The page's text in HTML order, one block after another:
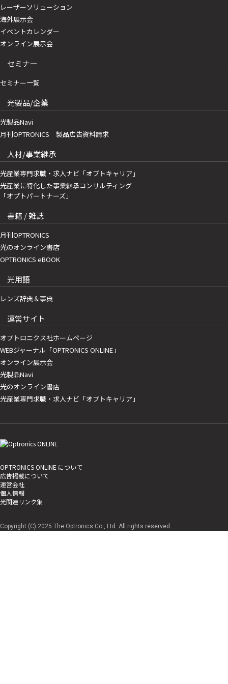
レーザーソリューション
海外展示会
イベントカレンダー
オンライン展示会
セミナー
セミナー一覧
光製品/企業
光製品Navi
月刊OPTRONICS 製品広告資料請求
人材/事業継承
光産業専門求職・求人ナビ「オプトキャリア」
光産業に特化した事業継承コンサルティング
「オプトパートナーズ」
書籍 / 雑誌
月刊OPTRONICS
光のオンライン書店
OPTRONICS eBOOK
光用語
レンズ辞典＆事典
運営サイト
オプトロニクス社ホームページ
WEBジャーナル「OPTRONICS ONLINE」
オンライン展示会
光製品Navi
光のオンライン書店
光産業専門求職・求人ナビ「オプトキャリア」
OPTRONICS ONLINE について
広告掲載について
運営会社
個人情報
光関連リンク集
Copyright (C) 2025 The Optronics Co., Ltd. All rights reserved.